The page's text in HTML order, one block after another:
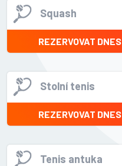
Squash
REZERVOVAT DNES
Stolní tenis
REZERVOVAT DNES
Tenis antuka